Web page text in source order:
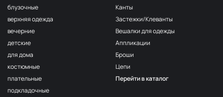
блузочные
верхняя одежда
вечерние
детские
для дома
костюмные
плательные
подкладочные
Канты
Застежки/Клеванты
Вешалки для одежды
Аппликации
Броши
Цепи
Перейти в каталог